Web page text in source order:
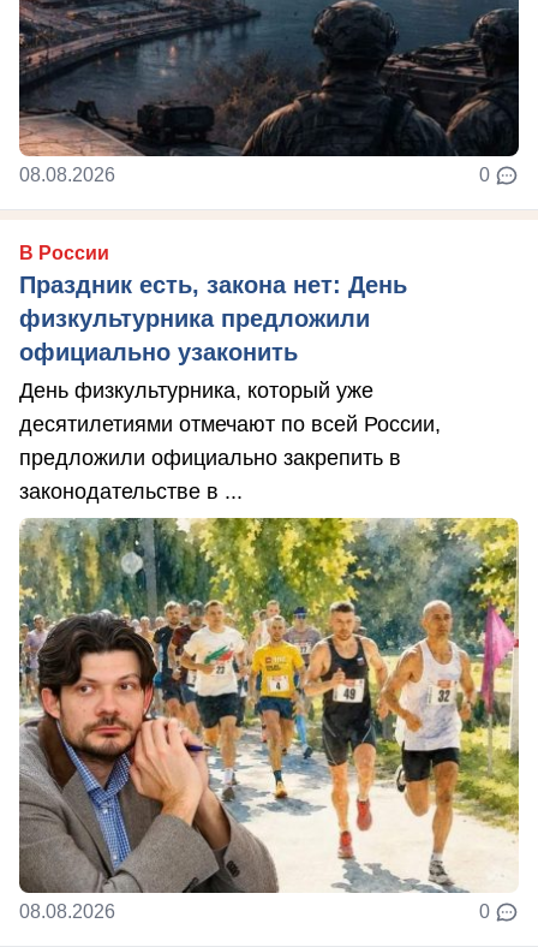
08.08.2026 0
В России
Праздник есть, закона нет: День
физкультурника предложили
официально узаконить
День физкультурника, который уже
десятилетиями отмечают по всей России,
предложили официально закрепить в
законодательстве в ...
08.08.2026 0